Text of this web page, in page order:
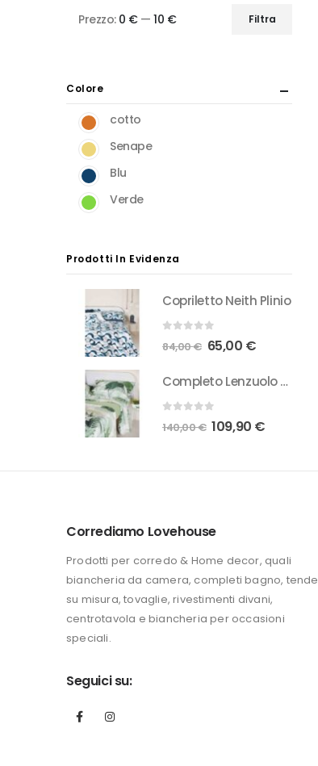
Filtra
Prezzo: 0 €—10 €
Colore
cotto
Senape
Blu
Verde
Prodotti In Evidenza
Copriletto Neith Plinio
84,00€ Il
originale
era:
84,00 €.
65,00 €Il
attuale
65,00 €.
Completo Lenzuolo Neith Reda
140,00€ Il
originale
109,90 €Il
attuale
Corrediamo Lovehouse
Prodotti per corredo & Home decor, quali
biancheria da camera, completi bagno, tende
su misura, tovaglie, rivestimenti divani,
centrotavola e biancheria per occasioni
speciali.
Seguici su: